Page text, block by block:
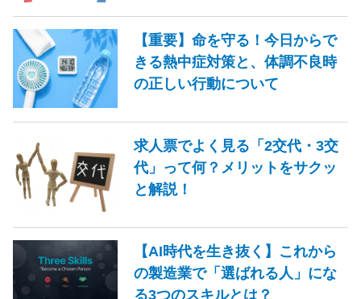
【重要】命を守る！今日からで
きる熱中症対策と、体調不良時
の正しい行動について
求人票でよく見る「2交代・3交
代」って何？メリットをサクッ
と解説！
【AI時代を生き抜く】これから
の製造業で「選ばれる人」にな
る3つのスキルとは？